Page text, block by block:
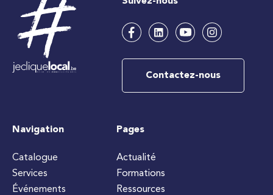
Contactez-nous
Navigation
Catalogue
Services
Événements
Pages
Actualité
Formations
Ressources